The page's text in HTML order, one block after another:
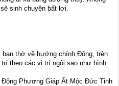
sinh chuyện bất lợi.
ban thờ về hướng chính Đông, trên
trí theo các vị trí ngôi sao như hình
Đông Phương Giáp Ất Mộc Đức Tinh